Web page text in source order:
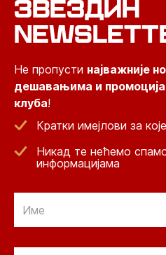
ЗВЕЗДИН
Не пропусти најважније
дешавањима и
клуба!
Кратки имејлови за
Никад те нећемо
информацијама